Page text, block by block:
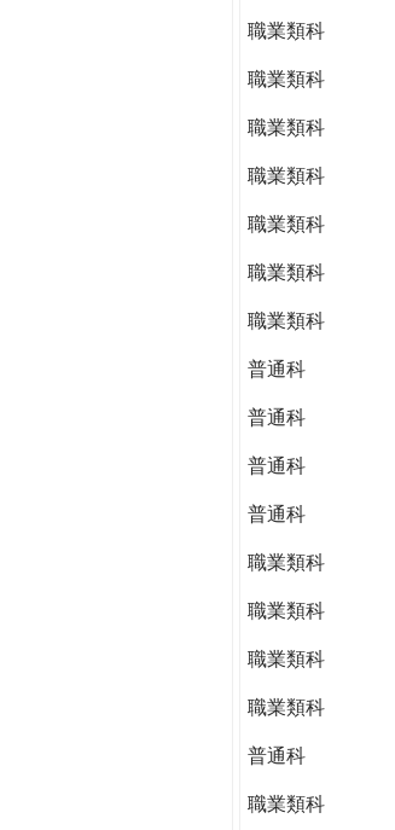
職業類科
職業類科
職業類科
職業類科
職業類科
職業類科
職業類科
普通科
普通科
普通科
普通科
職業類科
職業類科
職業類科
職業類科
普通科
職業類科